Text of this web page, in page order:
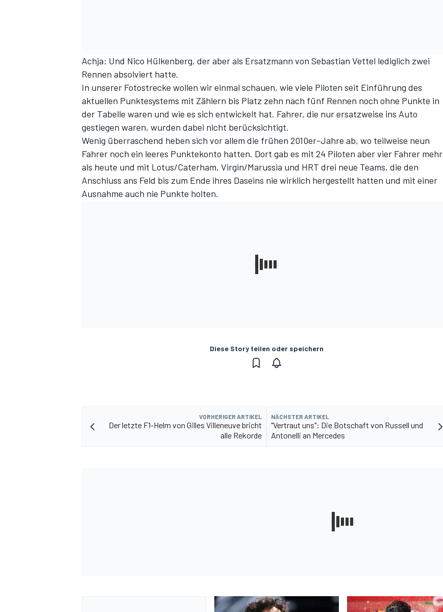
Achja: Und Nico Hülkenberg, der aber als Ersatzmann von Sebastian Vettel lediglich zwei
Rennen absolviert hatte.
In unserer Fotostrecke wollen wir einmal schauen, wie viele Piloten seit Einführung des
aktuellen Punktesystems mit Zählern bis Platz zehn nach fünf Rennen noch ohne Punkte in
der Tabelle waren und wie es sich entwickelt hat. Fahrer, die nur ersatzweise ins Auto
gestiegen waren, wurden dabei nicht berücksichtigt.
Wenig überraschend heben sich vor allem die frühen 2010er-Jahre ab, wo teilweise neun
Fahrer noch ein leeres Punktekonto hatten. Dort gab es mit 24 Piloten aber vier Fahrer mehr
als heute und mit Lotus/Caterham, Virgin/Marussia und HRT drei neue Teams, die den
Anschluss ans Feld bis zum Ende ihres Daseins nie wirklich hergestellt hatten und mit einer
Ausnahme auch nie Punkte holten.
Diese Story teilen oder speichern
VORHERIGER ARTIKEL
Der letzte F1-Helm von Gilles Villeneuve bricht
alle Rekorde
NÄCHSTER ARTIKEL
"Vertraut uns": Die Botschaft von Russell und
Antonelli an Mercedes